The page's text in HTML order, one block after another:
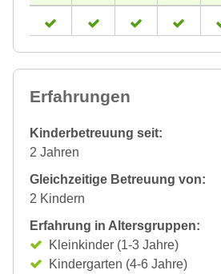
Erfahrungen
Kinderbetreuung seit:
2 Jahren
Gleichzeitige Betreuung von:
2 Kindern
Erfahrung in Altersgruppen:
Kleinkinder (1-3 Jahre)
Kindergarten (4-6 Jahre)